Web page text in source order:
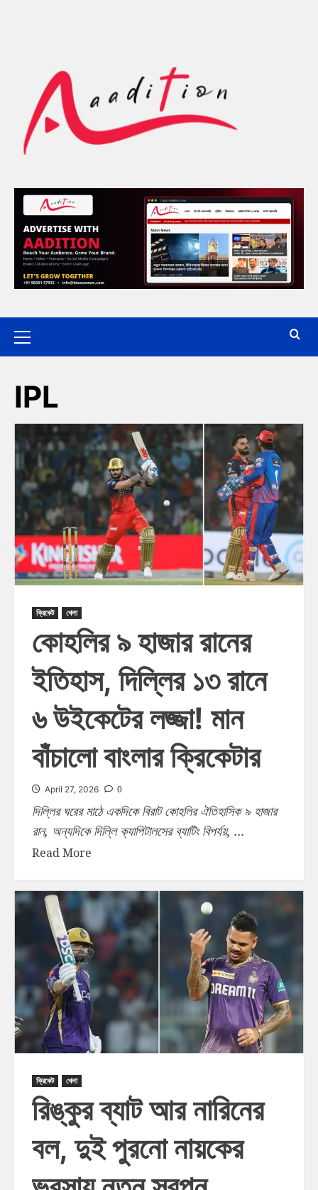
IPL
ক্রিকেট খেলা
কোহলির ৯ হাজার রানের
ইতিহাস, দিল্লির ১৩ রানে
৬ উইকেটের লজ্জা! মান
বাঁচালো বাংলার ক্রিকেটার
April 27, 2026 0
দিল্লির ঘরের মাঠে একদিকে বিরাট কোহলির ঐতিহাসিক ৯ হাজার
রান, অন্যদিকে দিল্লি ক্যাপিটালসের ব্যাটিং বিপর্যয়, ...
Read More
ক্রিকেট খেলা
রিঙ্কুর ব্যাট আর নারিনের
বল, দুই পুরনো নায়কের